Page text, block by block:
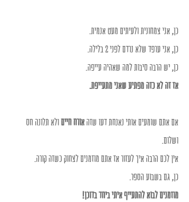
כן, אני צמחונית ולעיתים מעט אנמית.
כן, אני ערפד שלא נרדם לפני 2 בלילה.
כן, יש הרבה סיבות למה שאהיה עייפה.
אז זה לא כזה מפתיע שאני מתעייפת.
אם אתם שומעים אותי נאנחת דעו שזה אורח חיים ולא תלונה חס
ושלום.
אין לכם הרבה איך לעזור אז אתם מוזמנים לצחוק כשזה קורה.
כן, גם בשבוע הספר.
מוזמנים לבוא להתעייף איתי ביחד בדוכן!